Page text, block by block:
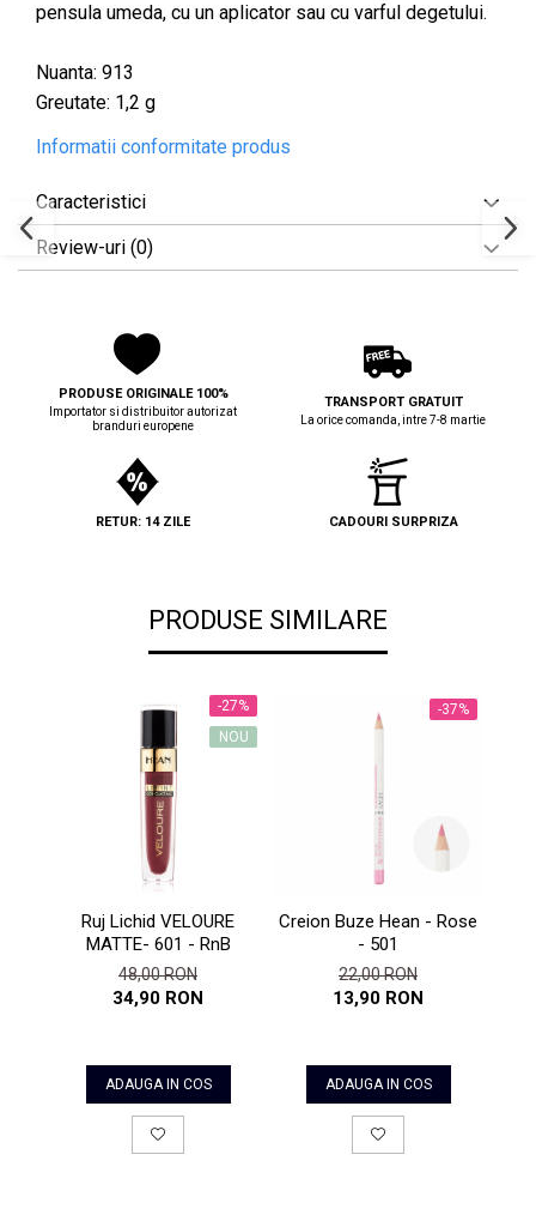
pensula umeda, cu un aplicator sau cu varful degetului.
Nuanta: 913
Greutate: 1,2 g
Informatii conformitate produs
Caracteristici
Review-uri (0)
PRODUSE ORIGINALE 100%
Importator si distribuitor autorizat
branduri europene
TRANSPORT GRATUIT
La orice comanda, intre 7-8 martie
RETUR: 14 ZILE CADOURI SURPRIZA
PRODUSE SIMILARE
-27%
NOU
Ruj Lichid VELOURE
MATTE- 601 - RnB
48,00 RON
34,90 RON
ADAUGA IN COS
-37%
Creion Buze Hean - Rose
- 501
22,00 RON
13,90 RON
ADAUGA IN COS